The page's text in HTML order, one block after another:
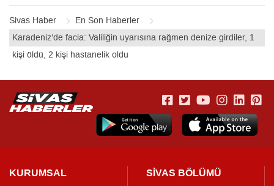
Sivas Haber
En Son Haberler
Karadeniz’de facia: Valiliğin uyarısına rağmen denize girdiler, 1
kişi öldü, 2 kişi hastanelik oldu
KURUMSAL SİVAS BÖLÜMÜ